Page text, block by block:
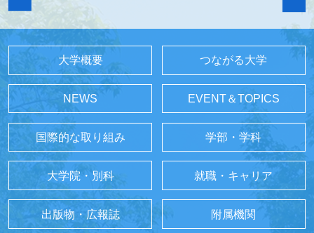
大学概要 つながる大学
NEWS EVENT＆TOPICS
国際的な取り組み 学部・学科
大学院・別科 就職・キャリア
出版物・広報誌 附属機関